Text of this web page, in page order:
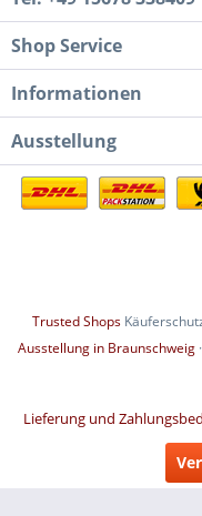
Shop Service
Informationen
Ausstellung
Trusted Shops
Ausstellung in Braunschweig
Lieferung und